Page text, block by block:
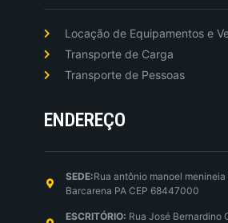
Locação de Equipamentos e
Transporte de Carga
Transporte de Pessoas
ENDEREÇO
SEDE:Rua antônio manoel
Barcarena PA CEP 68447000
ESCRITÓRIO: Rua José Bernardino